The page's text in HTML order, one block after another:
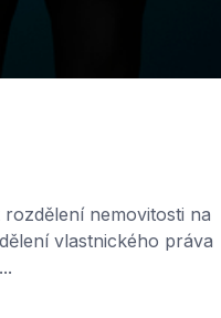
nemovitosti na
vlastnického práva